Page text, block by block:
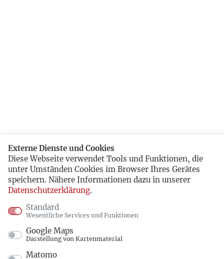
Externe Dienste und Cookies
Diese Webseite verwendet Tools und Funktionen, die
unter Umständen Cookies im Browser Ihres Gerätes
speichern. Nähere Informationen dazu in unserer
Datenschutzerklärung.
Standard
Wesentliche Services und Funktionen
Google Maps
Darstellung von Kartenmaterial
Matomo